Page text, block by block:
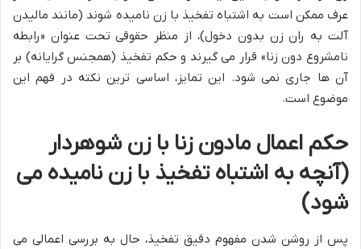
عرف ممکن است به اشتباه تفخیذ با زن نامیده شوند (مانند مالیدن
آلت به ران زن بدون دخول)، از منظر حقوقی تحت عنوان «رابطه
نامشروع دون زنا» قرار می گیرند و حکم تفخیذ (همجنس گرایانه) بر
آن ها جاری نمی شود. این تمایز، اساسی ترین نکته در فهم این
موضوع است.
حکم اعمال مادون زنا با زن شوهردار
(آنچه به اشتباه تفخیذ با زن نامیده می
شود)
پس از روشن شدن مفهوم دقیق تفخیذ، حال به بررسی اعمالی می